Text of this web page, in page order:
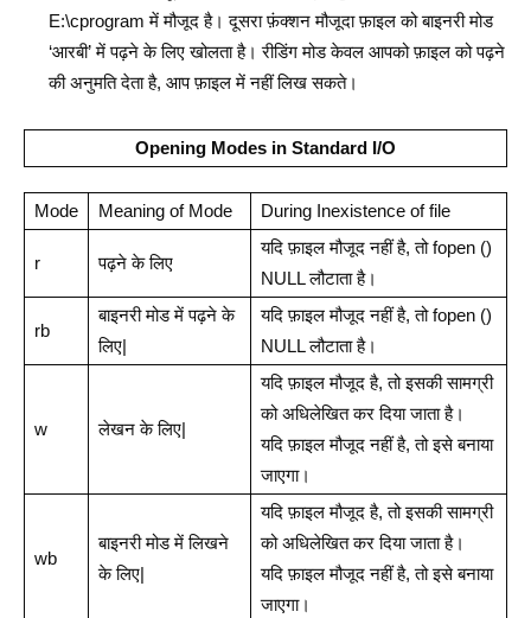
E:\cprogram में मौजूद है। दूसरा फ़ंक्शन मौजूदा फ़ाइल को बाइनरी मोड
‘आरबी’ में पढ़ने के लिए खोलता है। रीडिंग मोड केवल आपको फ़ाइल को पढ़ने
की अनुमति देता है, आप फ़ाइल में नहीं लिख सकते।
Opening Modes in Standard I/O
Mode Meaning of Mode During Inexistence of file
r पढ़ने के लिए
यदि फ़ाइल मौजूद नहीं है, तो fopen ()
NULL लौटाता है।
rb
बाइनरी मोड में पढ़ने के
लिए|
यदि फ़ाइल मौजूद नहीं है, तो fopen ()
NULL लौटाता है।
w लेखन के लिए|
यदि फ़ाइल मौजूद है, तो इसकी सामग्री
को अधिलेखित कर दिया जाता है।
यदि फ़ाइल मौजूद नहीं है, तो इसे बनाया
जाएगा।
wb
बाइनरी मोड में लिखने
के लिए|
यदि फ़ाइल मौजूद है, तो इसकी सामग्री
को अधिलेखित कर दिया जाता है।
यदि फ़ाइल मौजूद नहीं है, तो इसे बनाया
जाएगा।